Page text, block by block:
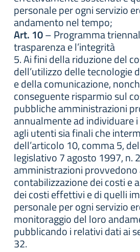
personale per ogni servizio
andamento nel tempo;
Art. 10– Programma
trasparenza e l’integrità
5. Ai fini della riduzione del
dell’utilizzo delle tecnologie
e della comunicazione,
conseguente risparmio sul
pubbliche amministrazioni
annualmente ad individuare
agli utenti sia finali che
dell’articolo 10, comma 5,
legislativo 7 agosto 1997, n.
amministrazioni
contabilizzazione dei costi e
dei costi effettivi e di quelli
personale per ogni servizio
monitoraggio del loro
pubblicando i relativi dati ai
32.